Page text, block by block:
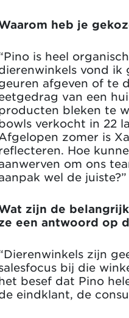
heb je
is heel
vond ik
afgeven of te
van een
bleken te
verkocht in 22
zomer is
Hoe
om ons
wel de juiste?”
zijn de
een antwoord op
zijn
bij die
besef dat Pino
eindklant, de